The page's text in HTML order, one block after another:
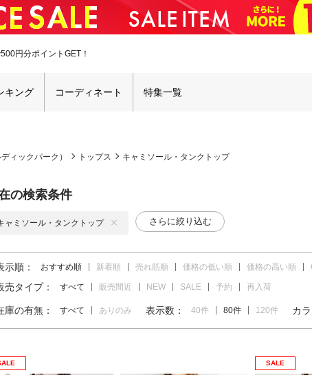
円分ポイントGET！
キング コーディネート 特集一覧
ィックパーク） トップス キャミソール・タンクトップ
の検索条件
ャミソール・タンクトップ さらに絞り込む
示順： おすすめ順 新着順 売れ筋順 価格の低い順 価格の高い順
売タイプ： すべて 販売間近 NEW SALE 予約 再入荷
庫の有無： すべて ありのみ 表示数： 40件 80件 120件 カ
SALE